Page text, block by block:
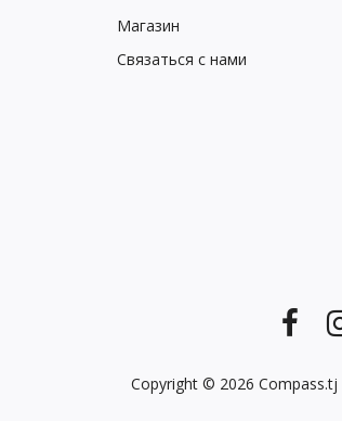
Магазин
Связаться с нами
Copyright © 2026 Compass.tj